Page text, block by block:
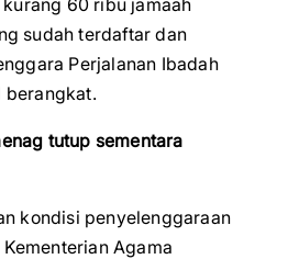
60 ribu jamaah
sudah terdaftar dan
Perjalanan Ibadah
berangkat.
tutup sementara
kondisi penyelenggaraan
Agama